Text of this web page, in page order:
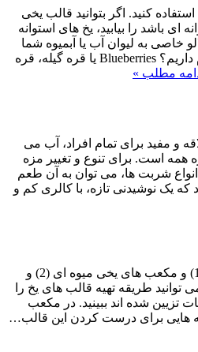
کنید. اگر بتوانید قالب یخی
باشد را بیابید، یخ های استوانه
خاصی به لیوان آب یا آبمیوه شما
خواهند بخشید. چه موادی لازم داریم؟ Blueberries یا قره گیله، قره
مطلب »
و مفید برای تمام افراد، آب می
همه است. برای تنوع و تغییر مزه
شربت ها، می توان به آن طعم
که یک نوشیدنی تازه، با کالری کم و
در مکعب های یخی میوه ای (1) و مکعب های یخی میوه ای (2) و
های یخی میوه ای (3) می توانید طریقه تهیه قالب های یخ را
تزیین شده اند ببینید. در مکعب